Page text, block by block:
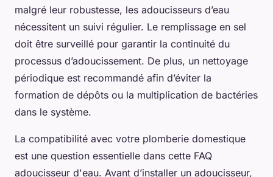
malgré leur robustesse, les adoucisseurs d’eau
nécessitent un suivi régulier. Le remplissage en sel
doit être surveillé pour garantir la continuité du
processus d’adoucissement. De plus, un nettoyage
périodique est recommandé afin d’éviter la
formation de dépôts ou la multiplication de bactéries
dans le système.
La compatibilité avec votre plomberie domestique
est une question essentielle dans cette FAQ
adoucisseur d'eau. Avant d’installer un adoucisseur,